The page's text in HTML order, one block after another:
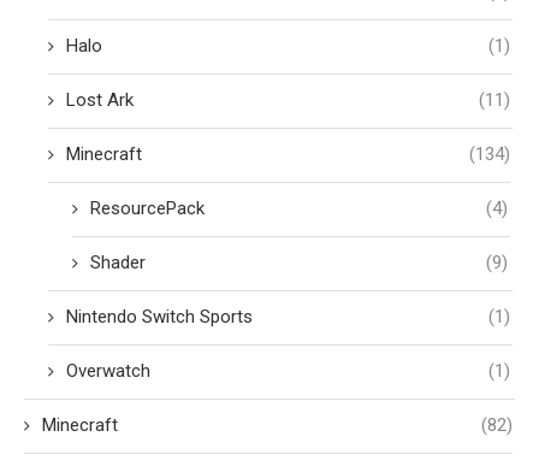
Halo (1)
Lost Ark (11)
Minecraft (134)
ResourcePack (4)
Shader (9)
Nintendo Switch Sports (1)
Overwatch (1)
Minecraft (82)